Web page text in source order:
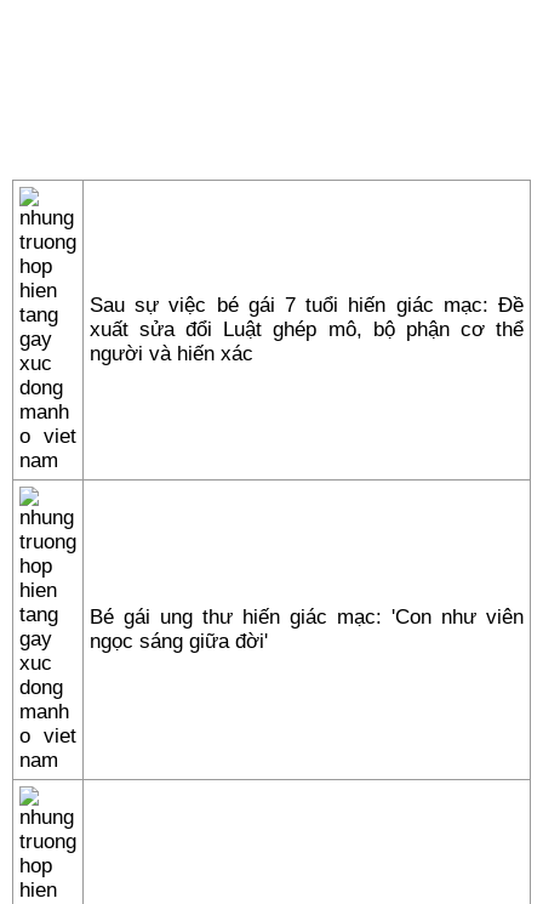
Sau sự việc bé gái 7 tuổi hiến giác mạc: Đề
xuất sửa đổi Luật ghép mô, bộ phận cơ thể
người và hiến xác
Bé gái ung thư hiến giác mạc: 'Con như viên
ngọc sáng giữa đời'